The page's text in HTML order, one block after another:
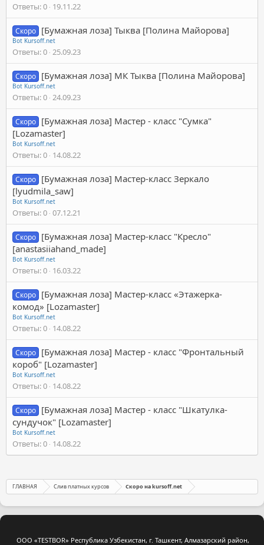
Ответы 0 19.11.22
Скоро [Бумажная лоза] Тыква [Полина Майорова]
Bot Kursoff.net
Ответы 0 25.09.23
Скоро [Бумажная лоза] МК Тыква [Полина Майорова]
Bot Kursoff.net
Ответы 0 24.09.23
Скоро [Бумажная лоза] Мастер - класс "Сумка"
[Lozamaster]
Bot Kursoff.net
Ответы 0 14.08.22
Скоро [Бумажная лоза] Мастер-класс Зеркало
[lyudmila_saw]
Bot Kursoff.net
Ответы 0 07.12.21
Скоро [Бумажная лоза] Мастер-класс "Кресло"
[anastasiiahand_made]
Bot Kursoff.net
Ответы 0 16.03.22
Скоро [Бумажная лоза] Мастер-класс «Этажерка-
комод» [Lozamaster]
Bot Kursoff.net
Ответы 0 14.08.22
Скоро [Бумажная лоза] Мастер - класс "Фронтальный
короб" [Lozamaster]
Bot Kursoff.net
Ответы 0 14.08.22
Скоро [Бумажная лоза] Мастер - класс "Шкатулка-
сундучок" [Lozamaster]
Bot Kursoff.net
Ответы 0 14.08.22
ГЛАВНАЯ Слив платных курсов Скоро на kursoff.net
ООО «TESTBOR» Республика Узбекистан, г. Ташкент, Алмазарский район,